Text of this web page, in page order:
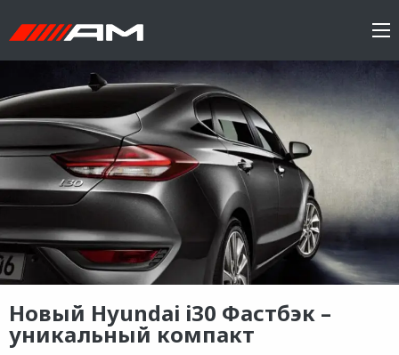
Новый Hyundai i30 Фастбэк –
уникальный компакт